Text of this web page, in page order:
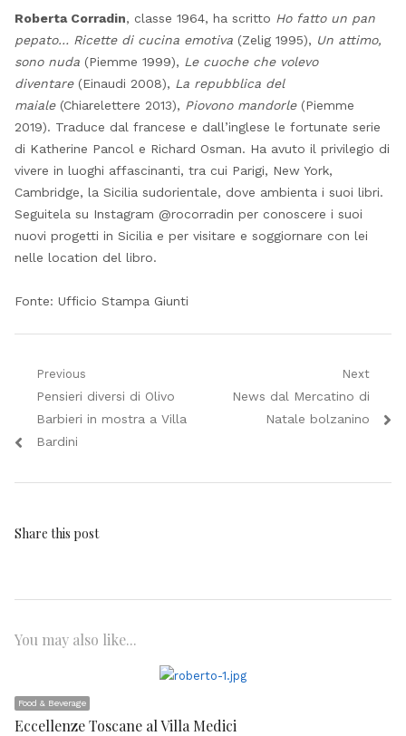
Roberta Corradin, classe 1964, ha scritto Ho fatto un pan
pepato… Ricette di cucina emotiva(Zelig 1995), Un attimo,
sono nuda(Piemme 1999), Le cuoche che volevo
diventare(Einaudi 2008), La repubblica del
maiale (Chiarelettere 2013), Piovono mandorle(Piemme
2019). Traduce dal francese e dall’inglese le fortunate serie
di Katherine Pancol e Richard Osman. Ha avuto il privilegio di
vivere in luoghi affascinanti, tra cui Parigi, New York,
Cambridge, la Sicilia sudorientale, dove ambienta i suoi libri.
Seguitela su Instagram @rocorradin per conoscere i suoi
nuovi progetti in Sicilia e per visitare e soggiornare con lei
nelle location del libro.
Fonte: Ufficio Stampa Giunti
Navigazione
articoli
Previous
Previous
post:
Pensieri diversi di Olivo
Barbieri in mostra a Villa
Bardini
Next
Next
News dal Mercatino di
Natale bolzanino
Share this post
You may also like...
Food & Beverage
Eccellenze Toscane al Villa Medici